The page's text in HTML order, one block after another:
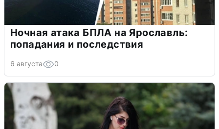
Ночная атака БПЛА на Ярославль:
попадания и последствия
6 августа 0